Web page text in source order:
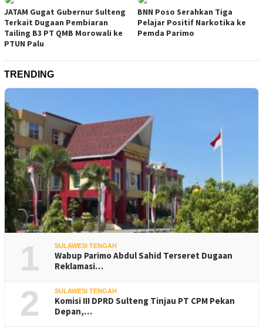
JATAM Gugat Gubernur Sulteng
Terkait Dugaan Pembiaran
Tailing B3 PT QMB Morowali ke
PTUN Palu
BNN Poso Serahkan Tiga
Pelajar Positif Narkotika ke
Pemda Parimo
TRENDING
1 SULAWESI TENGAH
Wabup Parimo Abdul Sahid Terseret Dugaan
Reklamasi…
2 SULAWESI TENGAH
Komisi III DPRD Sulteng Tinjau PT CPM Pekan
Depan,…